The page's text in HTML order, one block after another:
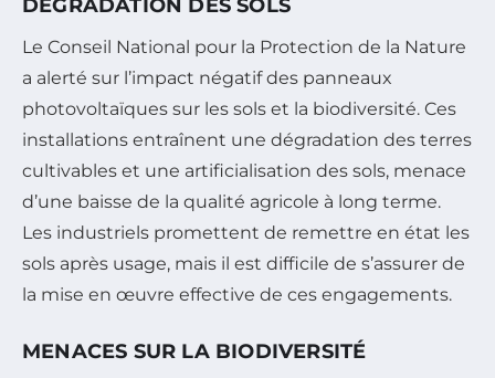
DÉGRADATION DES SOLS
Le Conseil National pour la Protection de la Nature
a alerté sur l’impact négatif des panneaux
photovoltaïques sur les sols et la biodiversité. Ces
installations entraînent une dégradation des terres
cultivables et une artificialisation des sols, menace
d’une baisse de la qualité agricole à long terme.
Les industriels promettent de remettre en état les
sols après usage, mais il est difficile de s’assurer de
la mise en œuvre effective de ces engagements.
MENACES SUR LA BIODIVERSITÉ